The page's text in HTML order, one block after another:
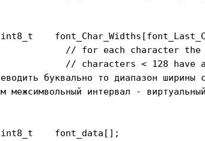
// for each character the
// characters < 128 have
буквально то диапазон ширины
межсимвольный интервал -
font_data[];